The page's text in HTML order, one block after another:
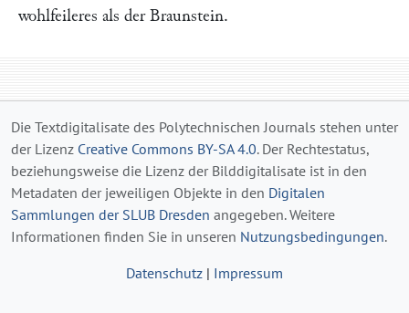
wohlfeileres als der Braunstein.
Die Textdigitalisate des Polytechnischen Journals stehen unter
der Lizenz Creative Commons BY-SA 4.0. Der Rechtestatus,
beziehungsweise die Lizenz der Bilddigitalisate ist in den
Metadaten der jeweiligen Objekte in den Digitalen
Sammlungen der SLUB Dresden angegeben. Weitere
Informationen finden Sie in unseren Nutzungsbedingungen.
Datenschutz | Impressum